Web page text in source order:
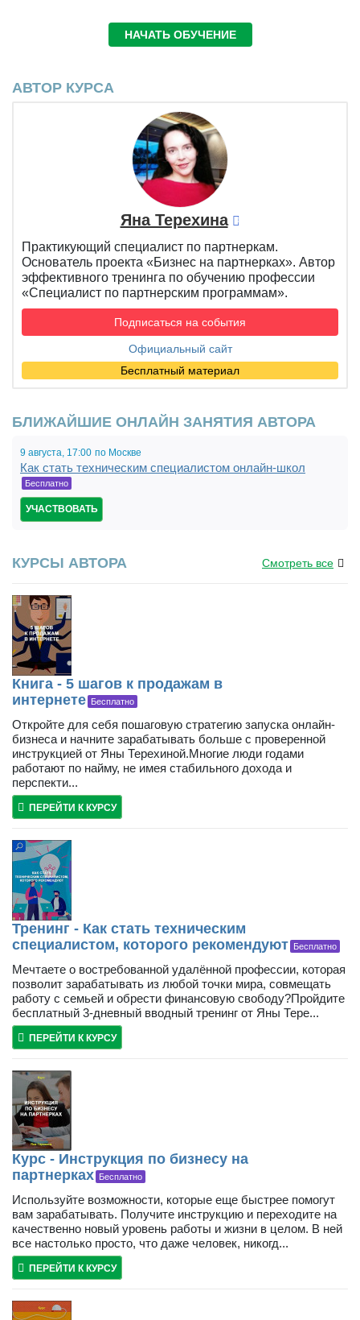
НАЧАТЬ ОБУЧЕНИЕ
АВТОР КУРСА
Яна Терехина
Практикующий специалист по партнеркам.
Основатель проекта «Бизнес на партнерках». Автор
эффективного тренинга по обучению профессии
«Специалист по партнерским программам».
Подписаться на события
Официальный сайт
Бесплатный материал
БЛИЖАЙШИЕ ОНЛАЙН ЗАНЯТИЯ АВТОРА
9 августа, 17:00 по Москве
Как стать техническим специалистом онлайн-школ
Бесплатно
УЧАСТВОВАТЬ
КУРСЫ АВТОРА Смотреть все
Книга - 5 шагов к продажам в
интернете Бесплатно
Откройте для себя пошаговую стратегию запуска онлайн-
бизнеса и начните зарабатывать больше с проверенной
инструкцией от Яны Терехиной.Многие люди годами
работают по найму, не имея стабильного дохода и
перспекти...
ПЕРЕЙТИ К КУРСУ
Тренинг - Как стать техническим
специалистом, которого рекомендуют Бесплатно
Мечтаете о востребованной удалённой профессии, которая
позволит зарабатывать из любой точки мира, совмещать
работу с семьей и обрести финансовую свободу?Пройдите
бесплатный 3-дневный вводный тренинг от Яны Тере...
ПЕРЕЙТИ К КУРСУ
Курс - Инструкция по бизнесу на
партнерках Бесплатно
Используйте возможности, которые еще быстрее помогут
вам зарабатывать. Получите инструкцию и переходите на
качественно новый уровень работы и жизни в целом. В ней
все настолько просто, что даже человек, никогд...
ПЕРЕЙТИ К КУРСУ